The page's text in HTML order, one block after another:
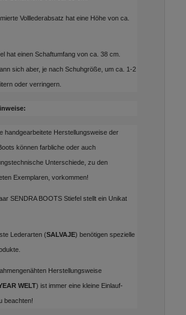
Volllederabsatz hat eine Höhe von ca.
hat einen Schaftumfang von ca. 38 cm.
sich aber, je nach Schuhgröße, um ca. 1-2
oder verringern.
handgearbeitete Herstellungsweise der
können farbliche oder auch
Unterschiede, zu den
Exemplaren, vorkommen!
SENDRA BOOTS Stiefel stellt ein Unikat
Lederarten (SALVAJE) benötigen spezielle
Herstellungsweise
WELT) ist immer eine kleine Einlauf-
beachten!